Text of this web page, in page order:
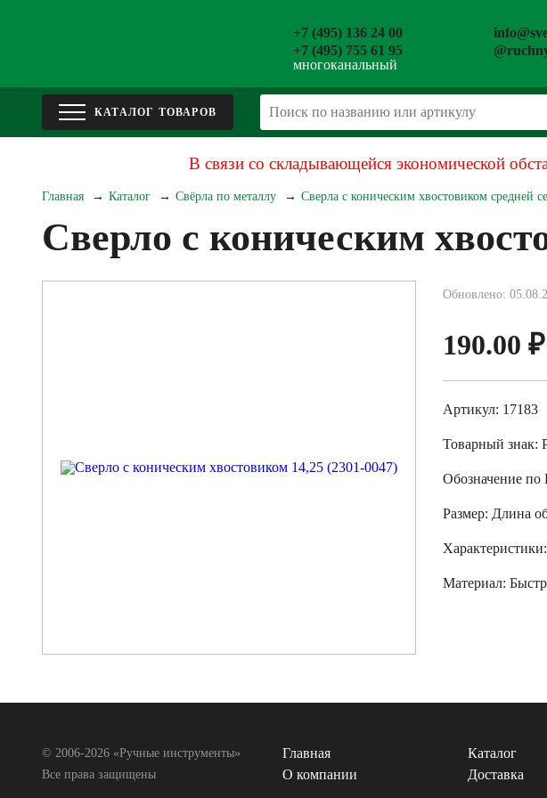
+7 (495) 136 24 00
+7 (495) 755 61 95
многоканальный
В связи со складывающейся экономической
Главная Каталог Свёрла по металлу Сверла с коническим хвостовиком средней
Сверло с коническим
Обновлено:
190.00 ₽
Артикул: 17183
Товарный знак:
Обозначение
Размер: Длина
Характеристики:
Материал:
© 2006-2026 «Ручные инструменты»
Все права защищены
Главная Каталог
О компании
Доставка